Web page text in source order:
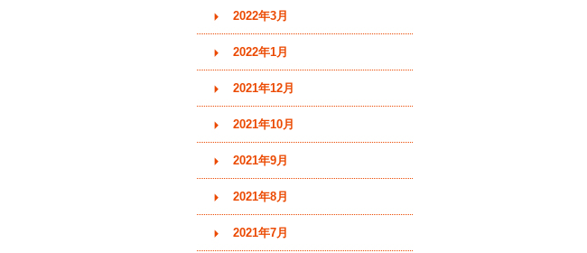
2022年3月
2022年1月
2021年12月
2021年10月
2021年9月
2021年8月
2021年7月